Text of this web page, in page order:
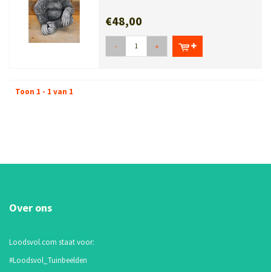
€48,00
- +
Toon 1 - 1 van 1
Over ons
Loodsvol.com staat voor:
#Loodsvol_Tuinbeelden